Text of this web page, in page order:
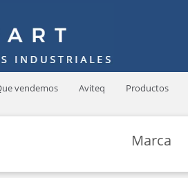
vendemos Aviteq Productos
Marca